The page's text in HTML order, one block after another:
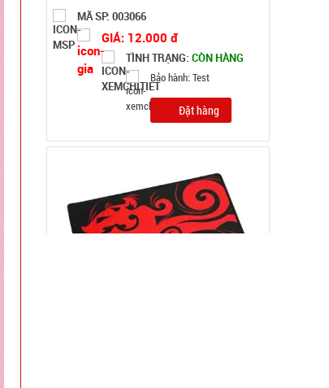
GIÁ: 16.000 đ
TÌNH TRẠNG:
Bảo hành: Test; Cân nặng:
0,3kg
Đặt hàng